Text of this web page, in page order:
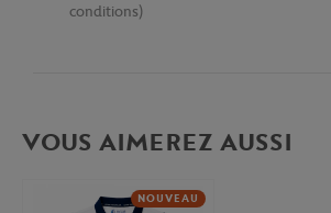
conditions)
VOUS AIMEREZ AUSSI
NOUVEAU